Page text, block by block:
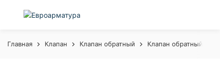
Главная Клапан Клапан обратный Клапан обратный